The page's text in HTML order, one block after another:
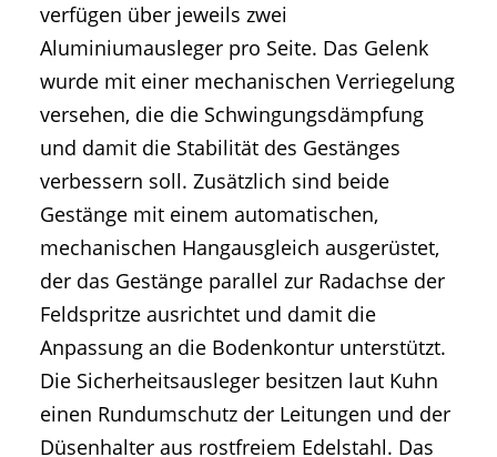
verfügen über jeweils zwei
Aluminiumausleger pro Seite. Das Gelenk
wurde mit einer mechanischen Verriegelung
versehen, die die Schwingungsdämpfung
und damit die Stabilität des Gestänges
verbessern soll. Zusätzlich sind beide
Gestänge mit einem automatischen,
mechanischen Hangausgleich ausgerüstet,
der das Gestänge parallel zur Radachse der
Feldspritze ausrichtet und damit die
Anpassung an die Bodenkontur unterstützt.
Die Sicherheitsausleger besitzen laut Kuhn
einen Rundumschutz der Leitungen und der
Düsenhalter aus rostfreiem Edelstahl. Das